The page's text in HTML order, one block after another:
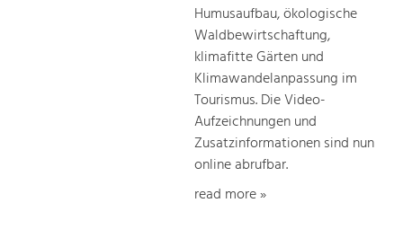
Humusaufbau, ökologische
Waldbewirtschaftung,
klimafitte Gärten und
Klimawandelanpassung im
Tourismus. Die Video-
Aufzeichnungen und
Zusatzinformationen sind nun
online abrufbar.
read more »